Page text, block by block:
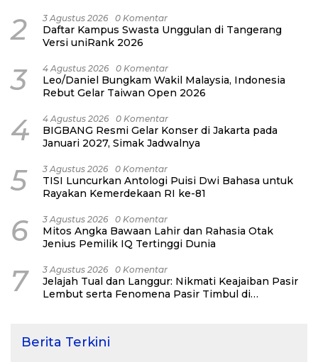
2 3 Agustus 2026 0 Komentar
Daftar Kampus Swasta Unggulan di Tangerang
Versi uniRank 2026
3 4 Agustus 2026 0 Komentar
Leo/Daniel Bungkam Wakil Malaysia, Indonesia
Rebut Gelar Taiwan Open 2026
4 4 Agustus 2026 0 Komentar
BIGBANG Resmi Gelar Konser di Jakarta pada
Januari 2027, Simak Jadwalnya
5 3 Agustus 2026 0 Komentar
TISI Luncurkan Antologi Puisi Dwi Bahasa untuk
Rayakan Kemerdekaan RI ke-81
6 3 Agustus 2026 0 Komentar
Mitos Angka Bawaan Lahir dan Rahasia Otak
Jenius Pemilik IQ Tertinggi Dunia
7 3 Agustus 2026 0 Komentar
Jelajah Tual dan Langgur: Nikmati Keajaiban Pasir
Lembut serta Fenomena Pasir Timbul di
Berita Terkini